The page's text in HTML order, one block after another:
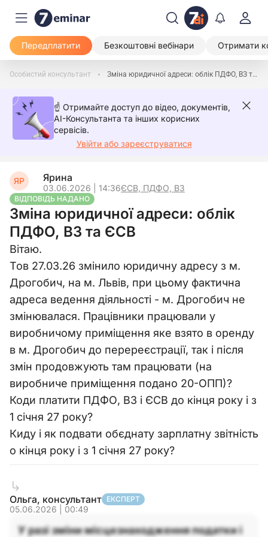
Передплатити Безкоштовні вебінари Отримати
Особистий консультант Зміна юридичної адреси: облік ПДФО, ВЗ та ЄСВ
☝️ Отримайте доступ до відео, документів,
AI-Консультанта та інших корисних
сервісів.
Увійти або зареєструватися
ЯР Ярина
03.06.2026 | 14:36ЄСВ, ПДФО, ВЗ
ВІДПОВІДЬ НАДАНО
Зміна юридичної адреси: облік
ПДФО, ВЗ та ЄСВ
Вітаю.
Тов 27.03.26 змінило юридичну адресу з м.
Дрогобич, на м. Львів, при цьому фактична
адреса ведення діяльності - м. Дрогобич не
змінювалася. Працівники працювали у
виробничому приміщення яке взято в оренду
в м. Дрогобич до перереєстрації, так і після
змін продовжують там працювати (на
виробниче приміщення подано 20-ОПП)?
Коди платити ПДФО, ВЗ і ЄСВ до кінця року і з
1 січня 27 року?
Киду і як подвати обєднату зарплатну звітність
о кінця року і з 1 січня 27 року?
Ольга, консультант ЕКСПЕРТ
05.06.2026 | 00:49
У разі зміни місцезнаходження податки і